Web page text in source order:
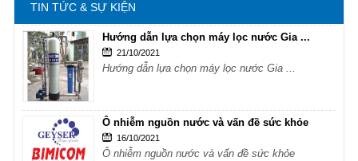
TIN TỨC & SỰ KIỆN
Hướng dẫn lựa chọn máy lọc nước Gia ...
21/10/2021
Hướng dẫn lựa chọn máy lọc nước Gia ...
Ô nhiễm nguồn nước và vấn đề sức khỏe
16/10/2021
Ô nhiễm nguồn nước và vấn đề sức khỏe